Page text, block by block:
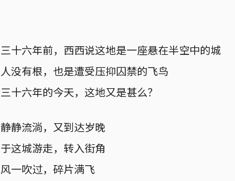
三十六年前，西西说这地是一座悬在半空中的城
人没有根，也是遭受压抑囚禁的飞鸟
三十六年的今天，这地又是甚么？
静静流淌，又到达岁晚
于这城游走，转入街角
风一吹过，碎片满飞